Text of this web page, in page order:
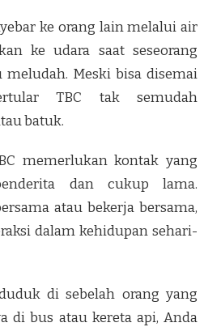
ke orang lain melalui air
ke udara saat seseorang
meludah. Meski bisa disemai
TBC tak semudah
batuk.
memerlukan kontak yang
dan cukup lama.
atau bekerja bersama,
dalam kehidupan sehari-
di sebelah orang yang
di bus atau kereta api, Anda